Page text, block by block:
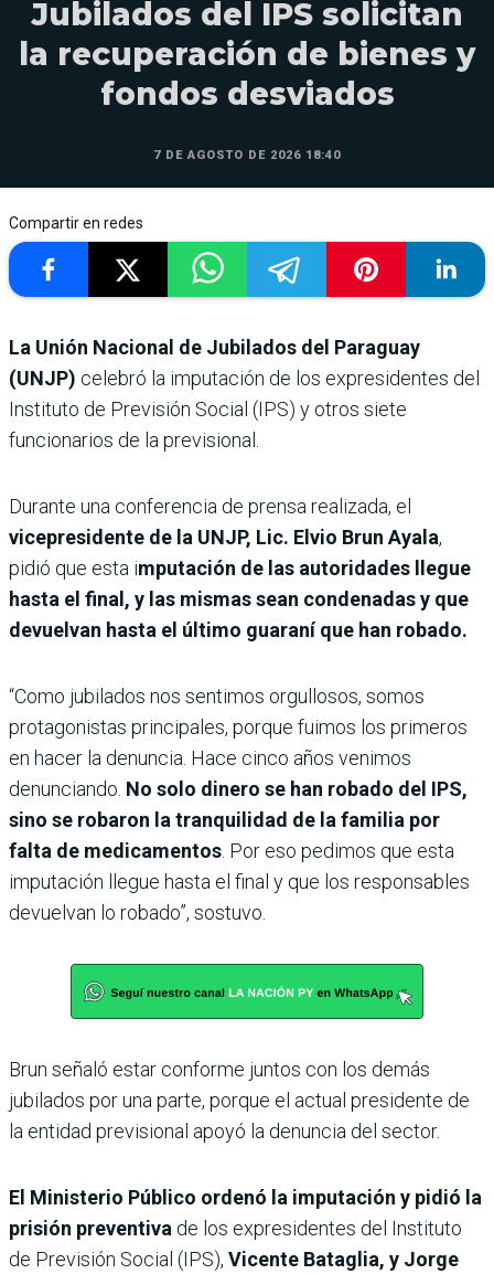
Jubilados del IPS solicitan
la recuperación de bienes y
fondos desviados
7 DE AGOSTO DE 2026 18:40
Compartir en redes
La Unión Nacional de Jubilados del Paraguay
(UNJP) celebró la imputación de los expresidentes del
Instituto de Previsión Social (IPS) y otros siete
funcionarios de la previsional.
Durante una conferencia de prensa realizada, el
vicepresidente de la UNJP, Lic. Elvio Brun Ayala,
pidió que esta imputación de las autoridades llegue
hasta el final, y las mismas sean condenadas y que
devuelvan hasta el último guaraní que han robado.
“Como jubilados nos sentimos orgullosos, somos
protagonistas principales, porque fuimos los primeros
en hacer la denuncia. Hace cinco años venimos
denunciando. No solo dinero se han robado del IPS,
sino se robaron la tranquilidad de la familia por
falta de medicamentos . Por eso pedimos que esta
imputación llegue hasta el final y que los responsables
devuelvan lo robado”, sostuvo.
Brun señaló estar conforme juntos con los demás
jubilados por una parte, porque el actual presidente de
la entidad previsional apoyó la denuncia del sector.
El Ministerio Público ordenó la imputación y pidió la
prisión preventiva de los expresidentes del Instituto
de Previsión Social (IPS), Vicente Bataglia, y Jorge